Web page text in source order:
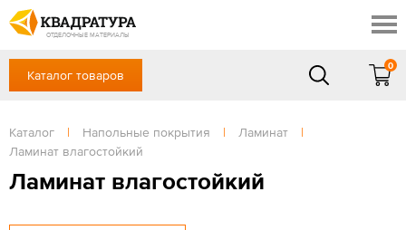
ОТДЕЛОЧНЫЕ МАТЕРИАЛЫ
Профи
Контакты
Доставка и оплата
Выставочный зал
Готовые решения
+7 (861) 217-94-70
Сб, Вс — выходной
ЗАКАЗАТЬ ЗВОНОК
Каталог товаров
0
Каталог | Напольные покрытия | Ламинат
|
Ламинат влагостойкий
Ламинат влагостойкий